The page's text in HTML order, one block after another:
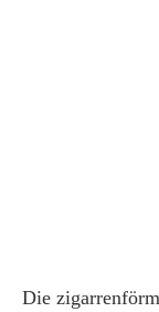
Die